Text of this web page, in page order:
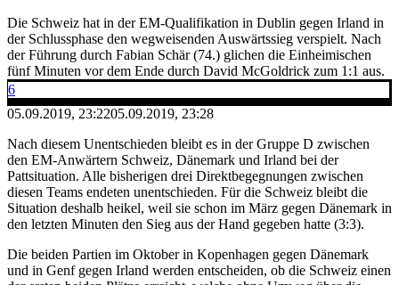
Die Schweiz hat in der EM-Qualifikation in Dublin gegen Irland in
der Schlussphase den wegweisenden Auswärtssieg verspielt. Nach
der Führung durch Fabian Schär (74.) glichen die Einheimischen
fünf Minuten vor dem Ende durch David McGoldrick zum 1:1 aus.
6
05.09.2019, 23:2205.09.2019, 23:28
Nach diesem Unentschieden bleibt es in der Gruppe D zwischen
den EM-Anwärtern Schweiz, Dänemark und Irland bei der
Pattsituation. Alle bisherigen drei Direktbegegnungen zwischen
diesen Teams endeten unentschieden. Für die Schweiz bleibt die
Situation deshalb heikel, weil sie schon im März gegen Dänemark in
den letzten Minuten den Sieg aus der Hand gegeben hatte (3:3).
Die beiden Partien im Oktober in Kopenhagen gegen Dänemark
und in Genf gegen Irland werden entscheiden, ob die Schweiz einen